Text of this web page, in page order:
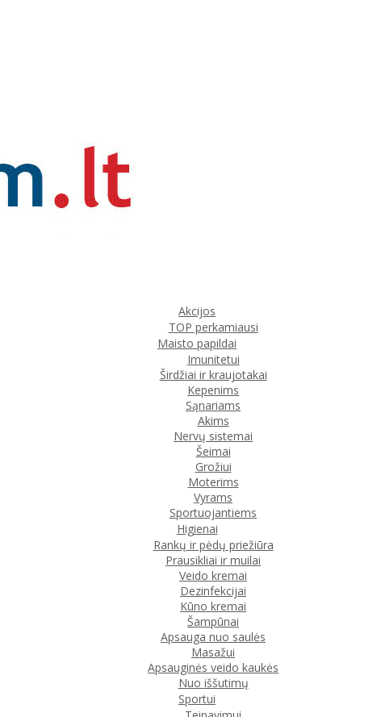
Akcijos
TOP perkamiausi
Maisto papildai
Imunitetui
Širdžiai ir kraujotakai
Kepenims
Sąnariams
Akims
Nervų sistemai
Šeimai
Grožiui
Moterims
Vyrams
Sportuojantiems
Higienai
Rankų ir pėdų priežiūra
Prausikliai ir muilai
Veido kremai
Dezinfekcijai
Kūno kremai
Šampūnai
Apsauga nuo saulės
Masažui
Apsauginės veido kaukės
Nuo iššutimų
Sportui